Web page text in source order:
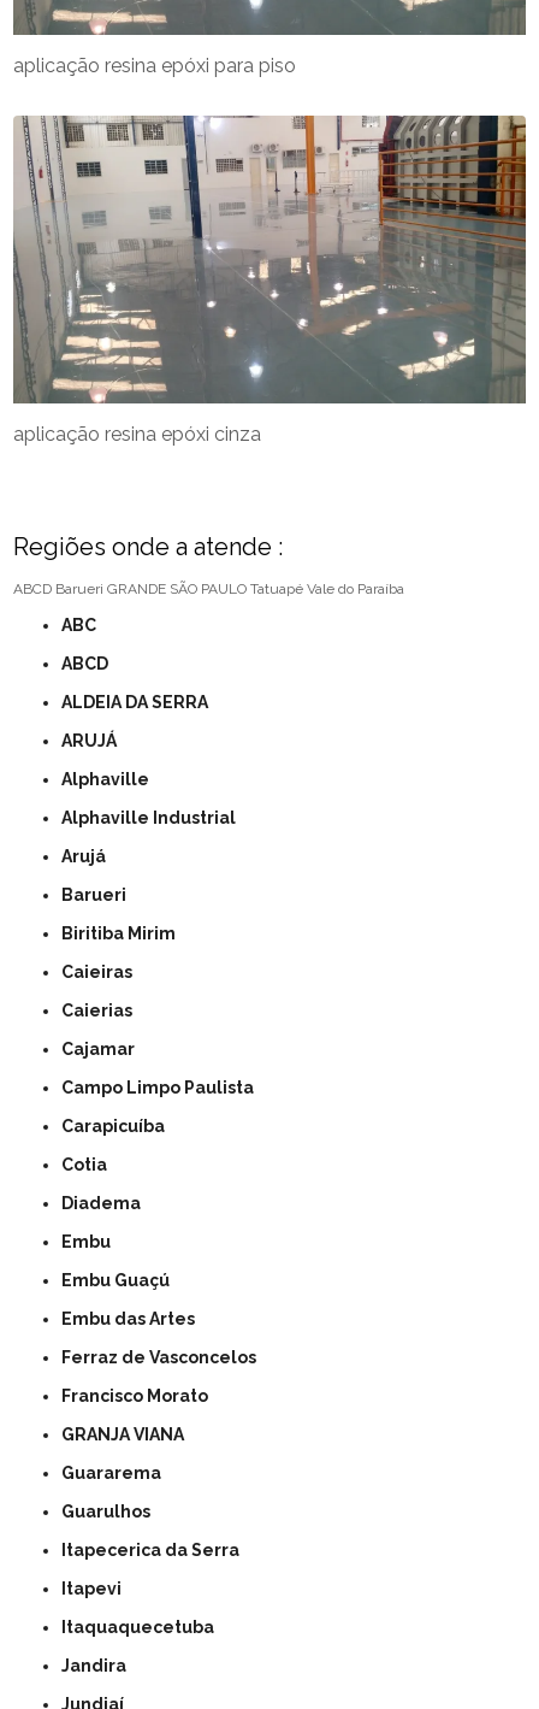
aplicação resina epóxi para piso
aplicação resina epóxi cinza
Regiões onde a atende :
ABCD Barueri GRANDE SÃO PAULO Tatuapé Vale do Paraíba
ABC
ABCD
ALDEIA DA SERRA
ARUJÁ
Alphaville
Alphaville Industrial
Arujá
Barueri
Biritiba Mirim
Caieiras
Caierias
Cajamar
Campo Limpo Paulista
Carapicuíba
Cotia
Diadema
Embu
Embu Guaçú
Embu das Artes
Ferraz de Vasconcelos
Francisco Morato
GRANJA VIANA
Guararema
Guarulhos
Itapecerica da Serra
Itapevi
Itaquaquecetuba
Jandira
Jundiaí